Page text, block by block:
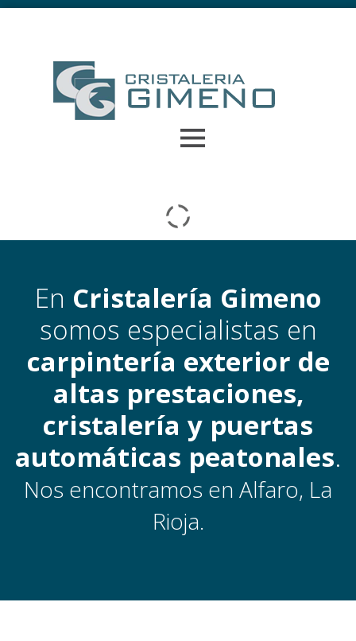
En Cristalería Gimeno
somos especialistas en
carpintería exterior de
altas prestaciones,
cristalería y puertas
automáticas peatonales.
Nos encontramos en Alfaro, La
Rioja.